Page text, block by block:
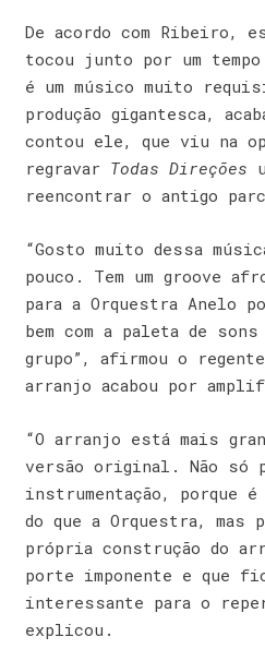
De acordo com Ribeiro,
tocou junto por um
é um músico muito
produção gigantesca,
contou ele, que viu na
regravar Todas Direções
reencontrar o antigo
“Gosto muito dessa
pouco. Tem um groove
para a Orquestra Anelo
bem com a paleta de
grupo”, afirmou o
arranjo acabou por
“O arranjo está mais
versão original. Não só
instrumentação, porque é
do que a Orquestra, mas
própria construção do
porte imponente e que
interessante para o
explicou.